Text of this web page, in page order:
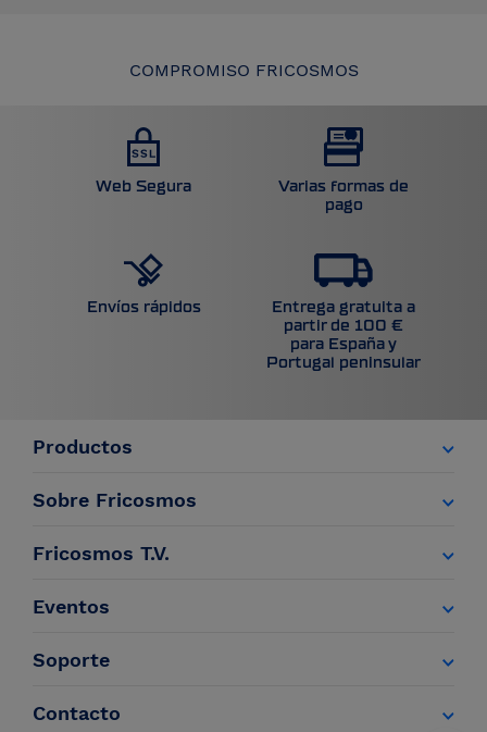
COMPROMISO FRICOSMOS
Web Segura
Varias formas de
pago
Envíos rápidos
Entrega gratuita a
partir de 100 €
para España y
Portugal peninsular
Productos
Sobre Fricosmos
Fricosmos T.V.
Eventos
Soporte
Contacto